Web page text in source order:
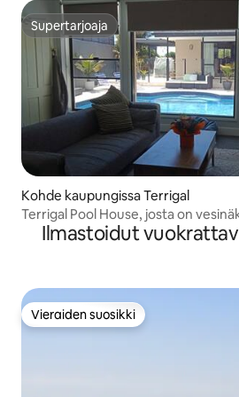
Supertarjoaja
Supertarjoaja
Kohde kaupungissa Terrigal
Terrigal Pool House, josta on
Ilmastoidut
Vieraiden suosikki
Vieraiden suosikki